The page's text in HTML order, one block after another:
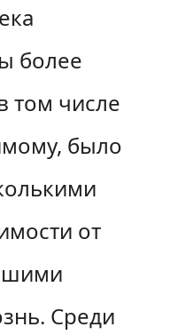
более
том числе
было
от
Среди